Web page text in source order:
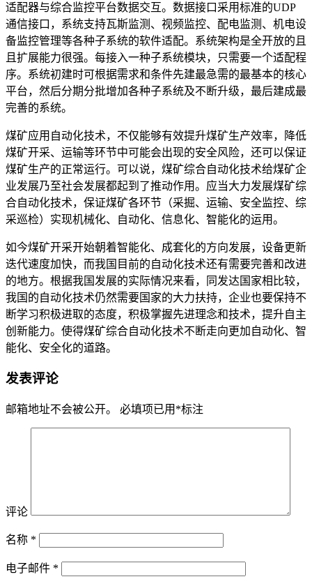
适配器与综合监控平台数据交互。数据接口采用标准的UDP
通信接口，系统支持瓦斯监测、视频监控、配电监测、机电设
备监控管理等各种子系统的软件适配。系统架构是全开放的且
且扩展能力很强。每接入一种子系统模块，只需要一个适配程
序。系统初建时可根据需求和条件先建最急需的最基本的核心
平台，然后分期分批增加各种子系统及不断升级，最后建成最
完善的系统。
煤矿应用自动化技术，不仅能够有效提升煤矿生产效率，降低
煤矿开采、运输等环节中可能会出现的安全风险，还可以保证
煤矿生产的正常运行。可以说，煤矿综合自动化技术给煤矿企
业发展乃至社会发展都起到了推动作用。应当大力发展煤矿综
合自动化技术，保证煤矿各环节（采掘、运输、安全监控、综
采巡检）实现机械化、自动化、信息化、智能化的运用。
如今煤矿开采开始朝着智能化、成套化的方向发展，设备更新
迭代速度加快，而我国目前的自动化技术还有需要完善和改进
的地方。根据我国发展的实际情况来看，同发达国家相比较，
我国的自动化技术仍然需要国家的大力扶持，企业也要保持不
断学习积极进取的态度，积极掌握先进理念和技术，提升自主
创新能力。使得煤矿综合自动化技术不断走向更加自动化、智
能化、安全化的道路。
发表评论
邮箱地址不会被公开。 必填项已用 *标注
评论
名称 *
电子邮件 *